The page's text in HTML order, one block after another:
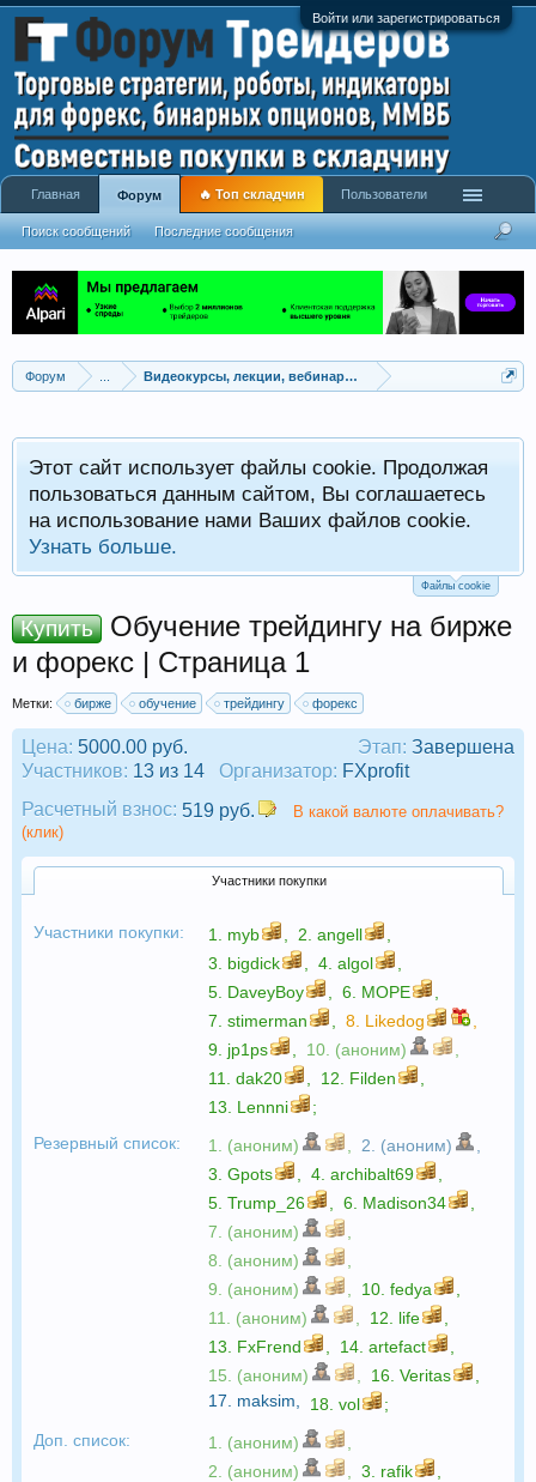
Войти или зарегистрироваться
Форум Видеокурсы, лекции, вебинары, учебный материал
Этот сайт использует файлы cookie. Продолжая
пользоваться данным сайтом, Вы соглашаетесь
на использование нами Ваших файлов cookie.
Узнать больше.
Файлы cookie
Купить
Обучение трейдингу на бирже
и форекс | Страница 1
Метки: бирже обучение трейдингу форекс
Этап: Завершена
Цена: 5000.00 руб.
Участников: 13 из 14 Организатор: FXprofit
Расчетный взнос: 519 руб.
В какой валюте оплачивать?
(клик)
Участники покупки
Участники покупки: 1. myb 2. angell
3. bigdick 4. algol
5. DaveyBoy 6. МОРЕ
7. stimerman 8. Likedog
9. jp1ps 10. (аноним)
11. dak20 12. Filden
13. Lennni
;
Резервный список:
1. (аноним) 2. (аноним)
3. Gpots 4. archibalt69
5. Trump_26 6. Madison34
7. (аноним)
8. (аноним)
9. (аноним)
10. fedya
11. (аноним)
12. life
13. FxFrend 14. artefact
15. (аноним)
16. Veritas
17. maksim 18. vol
;
Доп. список:
1. (аноним)
2. (аноним)
3. rafik
Главная Форум
Поиск сообщений Последние сообщения
🔥 Топ складчин Пользователи